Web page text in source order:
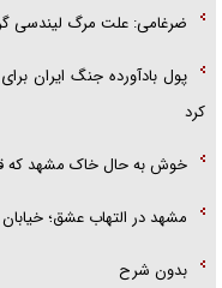
ضرغامی: علت مرگ لیندسی
پول بادآورده جنگ ایران
کرد
خوش به حال خاک مشهد که
مشهد در التهاب عشق؛
بدون شرح